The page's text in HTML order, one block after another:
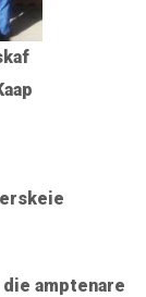
amptenare